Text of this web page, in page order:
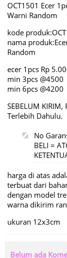
OCT1501 Ecer
Warni Random
kode
nama
Random
ecer 1pcs Rp
min 3pcs @4500
min 6pcs @4200
SEBELUM KIRIM,
Terlebih Dahulu.
No
BELI =
harga di atas
terbuat dari
dengan model
warna dikirim
ukuran 12x3cm
Belum ada